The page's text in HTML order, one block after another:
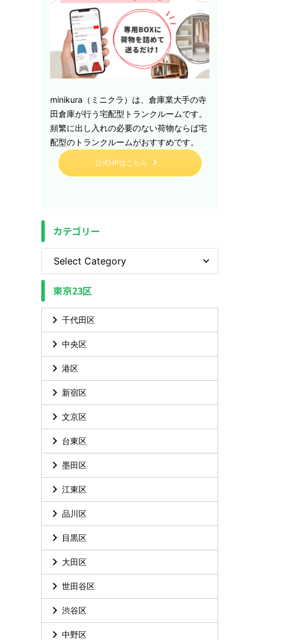
minikura（ミニクラ）は、倉庫業大手の寺
田倉庫が行う宅配型トランクルームです。
頻繁に出し入れの必要のない荷物ならば宅
配型のトランクルームがおすすめです。
公式HPはこちら
カテゴリー
東京23区
千代田区
中央区
港区
新宿区
文京区
台東区
墨田区
江東区
品川区
目黒区
大田区
世田谷区
渋谷区
中野区